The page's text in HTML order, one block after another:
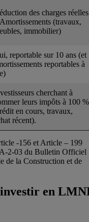
des charges réelles
(travaux,
immobilier)
reportable sur 10 ans (et
reportables à
cherchant à
leurs impôts à 100 %
en cours, travaux,
récent).
-156 et Article – 199
2-03 du Bulletin Officiel
de la Construction et de
en